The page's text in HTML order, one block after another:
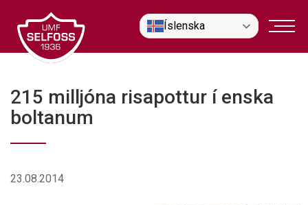
efni
Íslenska
215 milljóna risapottur í enska
boltanum
23.08.2014